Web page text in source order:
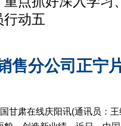
行动五
售分公司正宁
甘肃在线庆阳讯(通讯员：